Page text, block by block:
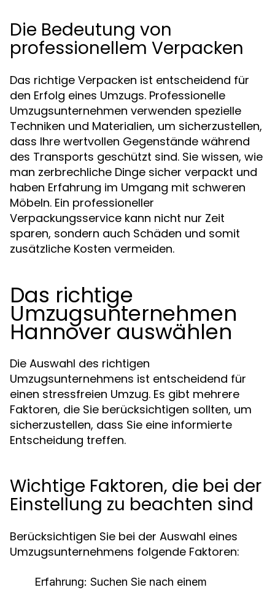
Die Bedeutung von
professionellem Verpacken
Das richtige Verpacken ist entscheidend für
den Erfolg eines Umzugs. Professionelle
Umzugsunternehmen verwenden spezielle
Techniken und Materialien, um sicherzustellen,
dass Ihre wertvollen Gegenstände während
des Transports geschützt sind. Sie wissen, wie
man zerbrechliche Dinge sicher verpackt und
haben Erfahrung im Umgang mit schweren
Möbeln. Ein professioneller
Verpackungsservice kann nicht nur Zeit
sparen, sondern auch Schäden und somit
zusätzliche Kosten vermeiden.
Das richtige
Umzugsunternehmen
Hannover auswählen
Die Auswahl des richtigen
Umzugsunternehmens ist entscheidend für
einen stressfreien Umzug. Es gibt mehrere
Faktoren, die Sie berücksichtigen sollten, um
sicherzustellen, dass Sie eine informierte
Entscheidung treffen.
Wichtige Faktoren, die bei der
Einstellung zu beachten sind
Berücksichtigen Sie bei der Auswahl eines
Umzugsunternehmens folgende Faktoren:
Erfahrung: Suchen Sie nach einem